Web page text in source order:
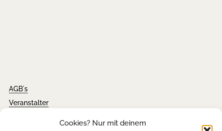
Cookies? Nur mit deinem
AGB´s
Veranstalter